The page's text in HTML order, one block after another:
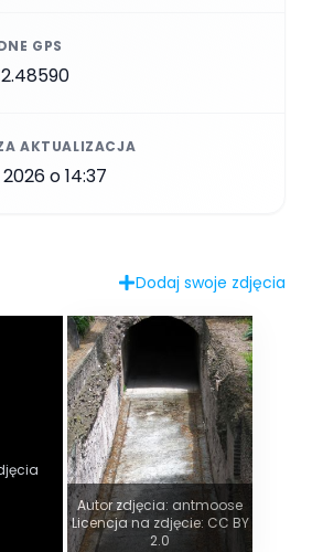
GPS
AKTUALIZACJA
o 14:37
Dodaj swoje zdjęcia
Autor zdjęcia: antmoose
Licencja na zdjęcie: CC BY
2.0